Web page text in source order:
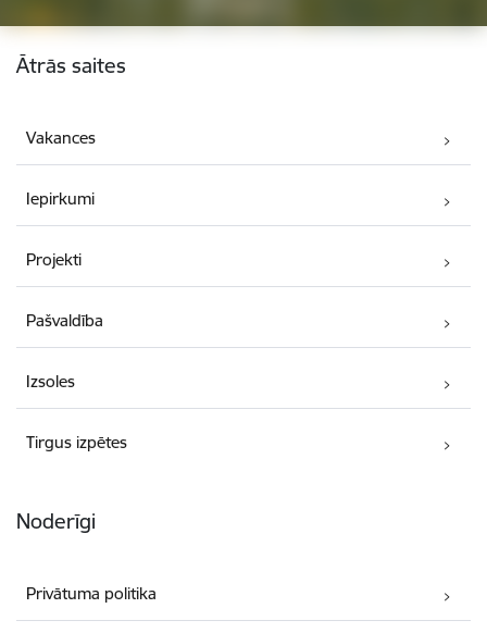
Kājene
Ātrās saites
Vakances
Iepirkumi
Projekti
Pašvaldība
Izsoles
Tirgus izpētes
Noderīgi
Privātuma politika